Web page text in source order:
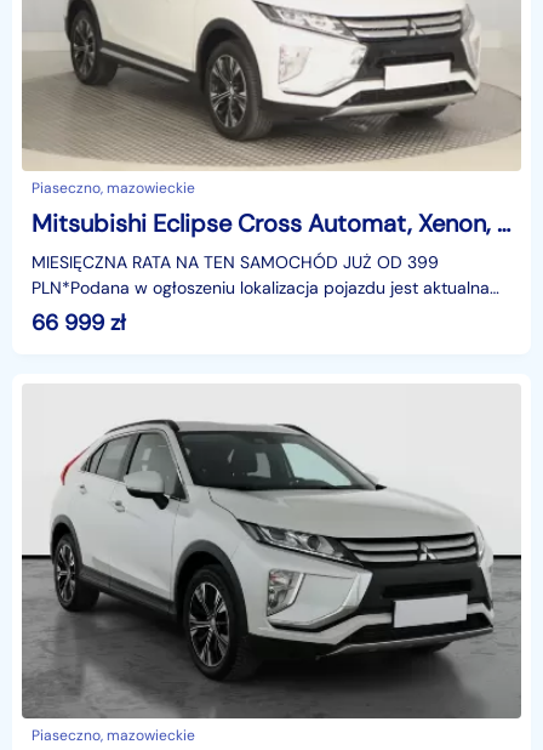
Piaseczno, mazowieckie
Mitsubishi Eclipse Cross Automat, Xenon, Bi-Xenon, Klimatronic, Tempomat, Parktronic,
MIESIĘCZNA RATA NA TEN SAMOCHÓD JUŻ OD 399
PLN*Podana w ogłoszeniu lokalizacja pojazdu jest aktualna
na dzień wystawienia ogłoszenia. Przed przyjazdem do
salonu
66 999 zł
Piaseczno, mazowieckie